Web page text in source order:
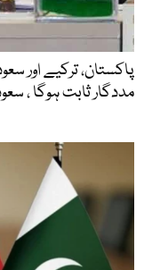
پاکستان، ترکیے اور
مددگار ثابت ہوگا ،